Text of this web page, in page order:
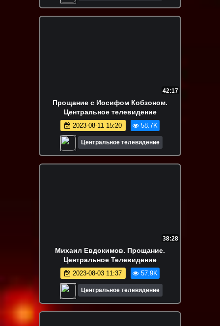
42:17
Прощание с Иосифом Кобзоном.
Центральное телевидение
2023-08-11 15:20 58.7K
Центральное телевидение
38:28
Михаил Евдокимов. Прощание.
Центральное Телевидение
2023-08-03 11:37 57.9K
Центральное телевидение